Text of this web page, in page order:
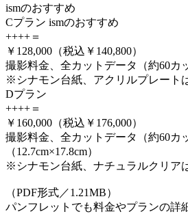
ismのおすすめ
Cプラン ismのおすすめ
++++ ＝
￥128,000 （税込￥140,800）
撮影料金、全カットデータ（約60カ
※シナモン台紙、アクリルプレート
Dプラン
++++ ＝
￥160,000 （税込￥176,000）
撮影料金、全カットデータ（約60カ
（12.7cm×17.8cm）
※シナモン台紙、ナチュラルクリア
（PDF形式／1.21MB）
パンフレットでも料金やプランの詳